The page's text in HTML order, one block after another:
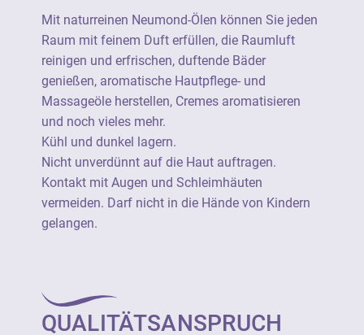
Nicht unverdünnt auf die Haut auftragen.
Kontakt mit Augen und Schleimhäuten
vermeiden. Darf nicht in die Hände von
Kindern gelangen.
Ätherische Öle von Neumond sind 100%
naturrein (=unverfälscht) und stammen aus
einer botanisch definierten Stammpflanze.
Sie verfügen durchgängig über eine
besonders hohe Produktqualität und sind
soweit wie möglich aus kontrolliert
naturreine Rohstoffe geeignet für die
vielseitige Verwendung als Raumduft, für
Mit naturreinen Neumond-Ölen können Sie jeden
Raum mit feinem Duft erfüllen, die Raumluft
reinigen und erfrischen, duftende Bäder
genießen, aromatische Hautpflege- und
Massageöle herstellen, Cremes aromatisieren
und noch vieles mehr.
Kühl und dunkel lagern.
Nicht unverdünnt auf die Haut auftragen.
Kontakt mit Augen und Schleimhäuten
vermeiden. Darf nicht in die Hände von Kindern
gelangen.
QUALITÄTSANSPRUCH